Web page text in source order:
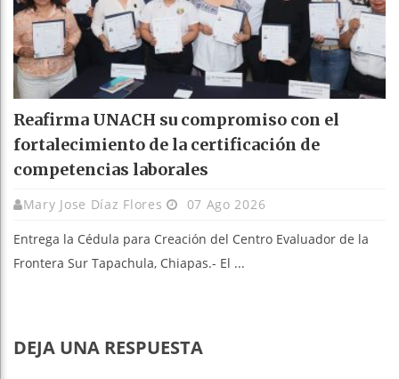
Reafirma UNACH su compromiso con el
fortalecimiento de la certificación de
competencias laborales
Mary Jose Díaz Flores 07 Ago 2026
Entrega la Cédula para Creación del Centro Evaluador de la
Frontera Sur Tapachula, Chiapas.- El ...
DEJA UNA RESPUESTA